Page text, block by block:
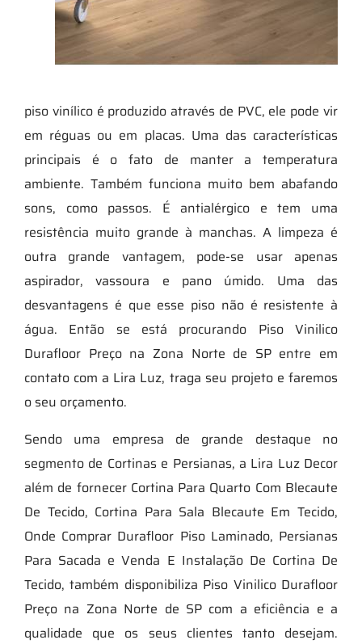
piso vinílico é produzido através de PVC, ele pode vir
em réguas ou em placas. Uma das características
principais é o fato de manter a temperatura
ambiente. Também funciona muito bem abafando
sons, como passos. É antialérgico e tem uma
resistência muito grande à manchas. A limpeza é
outra grande vantagem, pode-se usar apenas
aspirador, vassoura e pano úmido. Uma das
desvantagens é que esse piso não é resistente à
água. Então se está procurando Piso Vinilico
Durafloor Preço na Zona Norte de SP entre em
contato com a Lira Luz, traga seu projeto e faremos
o seu orçamento.
Sendo uma empresa de grande destaque no
segmento de Cortinas e Persianas, a Lira Luz Decor
além de fornecer Cortina Para Quarto Com Blecaute
De Tecido, Cortina Para Sala Blecaute Em Tecido,
Onde Comprar Durafloor Piso Laminado, Persianas
Para Sacada e Venda E Instalação De Cortina De
Tecido, também disponibiliza Piso Vinilico Durafloor
Preço na Zona Norte de SP com a eficiência e a
qualidade que os seus clientes tanto desejam.